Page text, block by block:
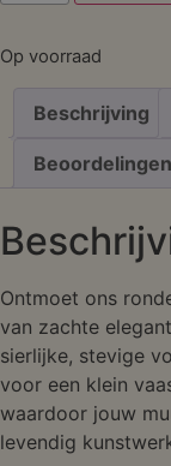
Op voorraad
Beschrijving
Ontmoet ons
van zachte
sierlijke, stevige
voor een klein
waardoor jouw
levendig